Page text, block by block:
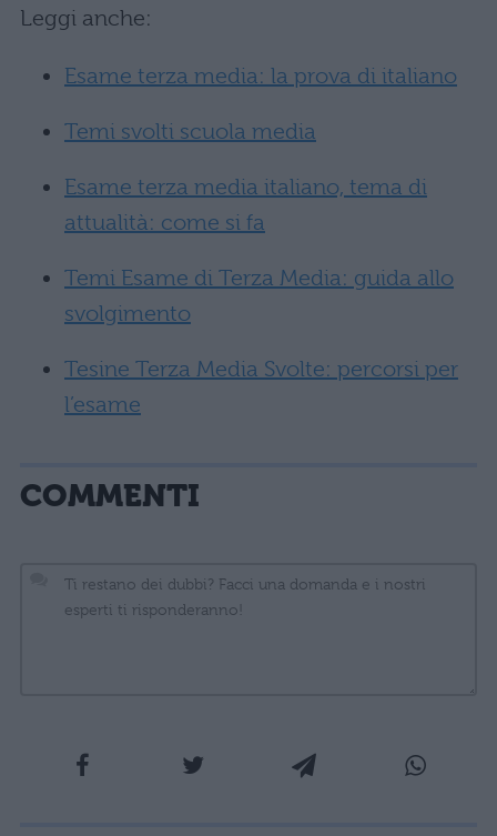
Leggi anche:
Esame terza media: la prova di italiano
Temi svolti scuola media
Esame terza media italiano, tema di
attualità: come si fa
Temi Esame di Terza Media: guida allo
svolgimento
Tesine Terza Media Svolte: percorsi per
l’esame
COMMENTI